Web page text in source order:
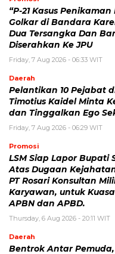
“P-21 Kasus Penikaman
Golkar di Bandara
Dua Tersangka Dan
Diserahkan Ke JPU
Friday, 7 Aug 2026 - 06:33 WIT
Daerah
Pelantikan 10 Pejabat
Timotius Kaidel Minta
dan Tinggalkan Ego
Friday, 7 Aug 2026 - 06:29 WIT
Promosi
LSM Siap Lapor Bupati
Atas Dugaan
PT Rosari Konsultan
Karyawan, untuk
APBN dan APBD.
Thursday, 6 Aug 2026 - 20:11 WIT
Daerah
Bentrok Antar